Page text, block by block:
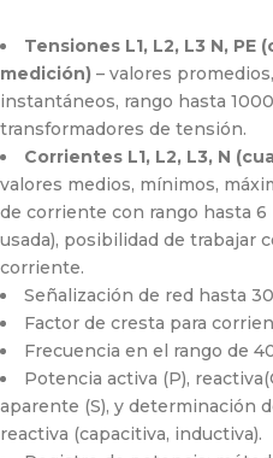
Tensiones L1, L2, L3 N, PE
medición) – valores
instantáneos, rango hasta
transformadores de tensión.
Corrientes L1, L2, L3, N
valores medios, mínimos,
de corriente con rango hasta
usada), posibilidad de trabajar
corriente.
Señalización de red hasta
Factor de cresta para
Frecuencia en el rango de
Potencia activa (P),
aparente (S), y determinación
reactiva (capacitiva, inductiva).